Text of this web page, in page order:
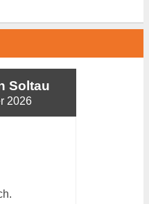
Soltau
2026